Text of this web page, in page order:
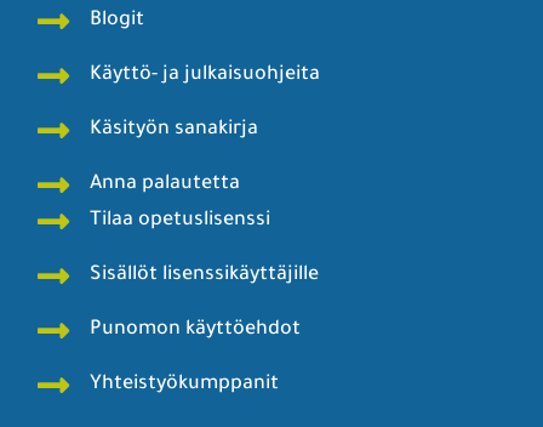
Blogit
Käyttö- ja julkaisuohjeita
Käsityön sanakirja
Anna palautetta
Tilaa opetuslisenssi
Sisällöt lisenssikäyttäjille
Punomon käyttöehdot
Yhteistyökumppanit